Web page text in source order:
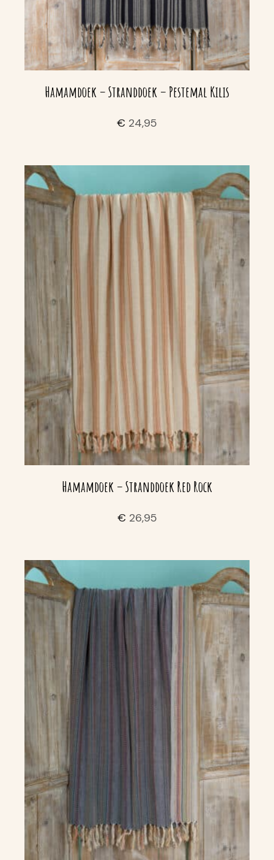
Hamamdoek – Stranddoek – Pestemal Kilis
€ 24,95
Hamamdoek – Stranddoek Red Rock
€ 26,95